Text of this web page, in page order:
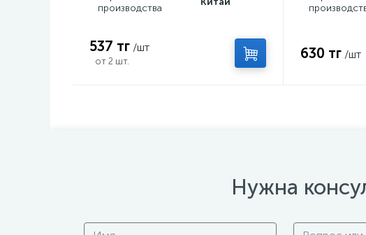
производства
537 тг /шт
от 2 шт. 630 тг /шт
Нужна